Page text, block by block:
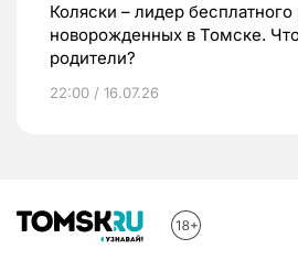
Коляски – лидер бесплатного
новорожденных в Томске.
родители?
22:00 / 16.07.26